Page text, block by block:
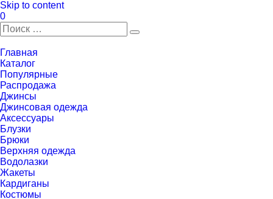
Skip to content
0
Главная
Каталог
Популярные
Распродажа
Джинсы
Джинсовая одежда
Аксессуары
Блузки
Брюки
Верхняя одежда
Водолазки
Жакеты
Кардиганы
Костюмы